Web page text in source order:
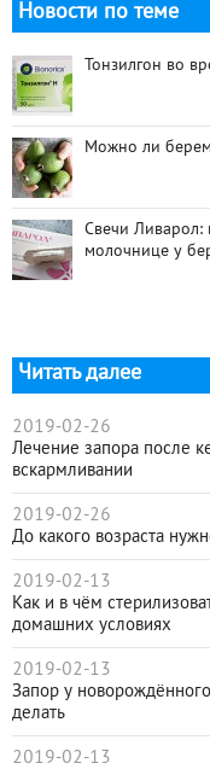
Новости по теме
Тонзилгон во
Можно ли
Свечи Ливарол:
молочнице у
Читать далее
2019-02-26
Лечение запора после
вскармливании
2019-02-26
До какого возраста
2019-02-13
Как и в чём
домашних условиях
2019-02-13
Запор у
делать
2019-02-13